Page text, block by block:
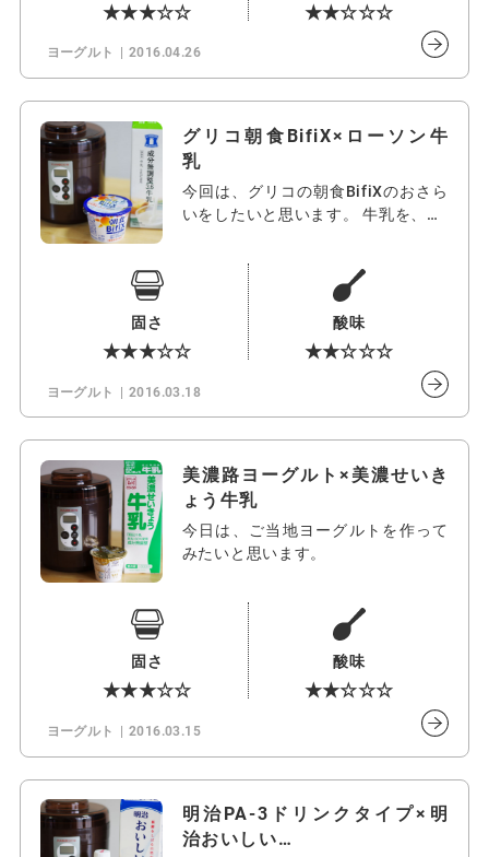
★★★☆☆ ★★☆☆☆
ヨーグルト 2016.04.26
グリコ朝食BifiX×ローソン牛
乳
今回は、グリコの朝食BifiXのおさら
いをしたいと思います。 牛乳を、…
固さ
★★★☆☆
酸味
★★☆☆☆
ヨーグルト 2016.03.18
美濃路ヨーグルト×美濃せいき
ょう牛乳
今日は、ご当地ヨーグルトを作って
みたいと思います。
固さ
★★★☆☆
酸味
★★☆☆☆
ヨーグルト 2016.03.15
明治PA-3ドリンクタイプ×明
治おいしい…